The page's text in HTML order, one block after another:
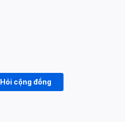
Hỏi cộng đồng